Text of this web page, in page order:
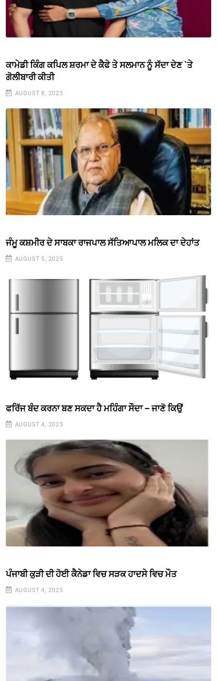
ਕਾਮੇਡੀ ਕਿੰਗ ਕਪਿਲ ਸ਼ਰਮਾ ਦੇ ਕੈਫੇ ਤੇ ਸਲਮਾਨ ਨੂੰ ਸੱਦਾ ਦੇਣ `ਤੇ
ਗੋਲੀਬਾਰੀ ਕੀਤੀ
AUGUST 8, 2025
ਜੰਮੂ ਕਸ਼ਮੀਰ ਦੇ ਸਾਬਕਾ ਰਾਜਪਾਲ ਸੱਤਿਆਪਾਲ ਮਲਿਕ ਦਾ ਦੇਹਾਂਤ
AUGUST 5, 2025
ਫਰਿੱਜ ਬੰਦ ਕਰਨਾ ਬਣ ਸਕਦਾ ਹੈ ਮਹਿੰਗਾ ਸੌਦਾ – ਜਾਣੋ ਕਿਉਂ
AUGUST 4, 2025
ਪੰਜਾਬੀ ਕੁੜੀ ਦੀ ਹੋਈ ਕੈਨੇਡਾ ਵਿਚ ਸੜਕ ਹਾਦਸੇ ਵਿਚ ਮੌਤ
AUGUST 4, 2025